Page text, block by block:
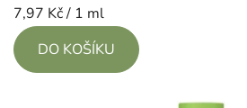
Měrná
cena:
7,97 Kč / 1 ml
DO KOŠÍKU